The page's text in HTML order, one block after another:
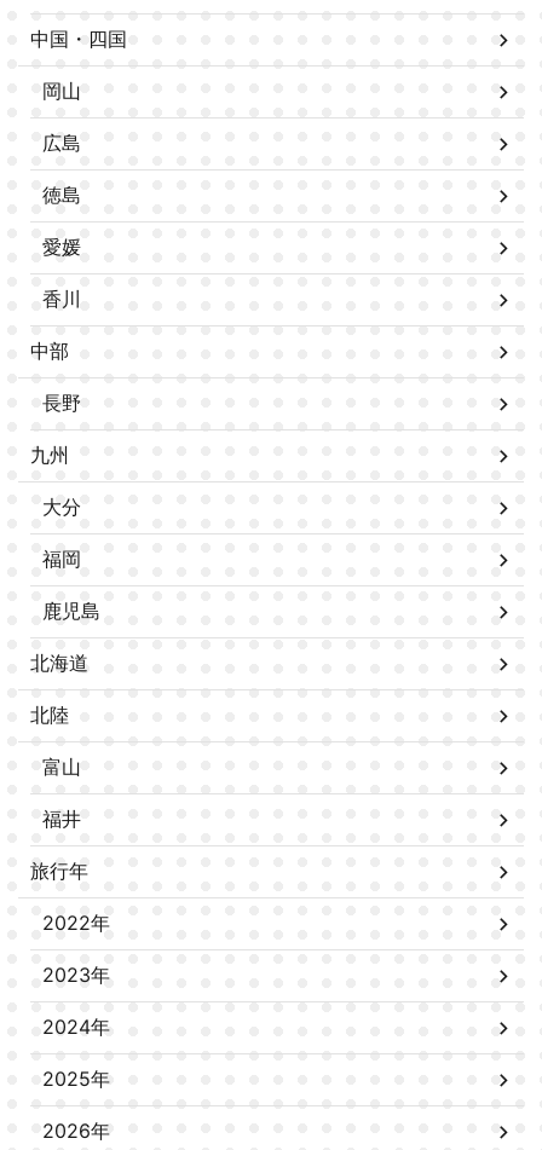
中国・四国
岡山
広島
徳島
愛媛
香川
中部
長野
九州
大分
福岡
鹿児島
北海道
北陸
富山
福井
旅行年
2022年
2023年
2024年
2025年
2026年